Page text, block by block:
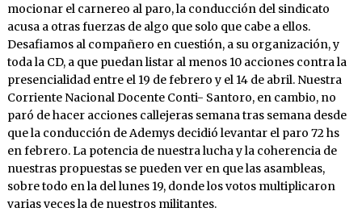
mocionar el carnereo al paro, la conducción del sindicato
acusa a otras fuerzas de algo que solo que cabe a ellos.
Desafiamos al compañero en cuestión, a su organización, y
toda la CD, a que puedan listar al menos 10 acciones contra la
presencialidad entre el 19 de febrero y el 14 de abril. Nuestra
Corriente Nacional Docente Conti- Santoro, en cambio, no
paró de hacer acciones callejeras semana tras semana desde
que la conducción de Ademys decidió levantar el paro 72 hs
en febrero. La potencia de nuestra lucha y la coherencia de
nuestras propuestas se pueden ver en que las asambleas,
sobre todo en la del lunes 19, donde los votos multiplicaron
varias veces la de nuestros militantes.